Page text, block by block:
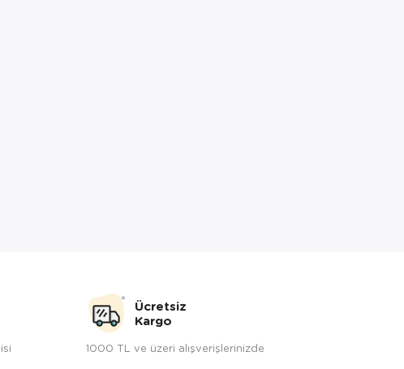
Ücretsiz
Kargo
1000 TL ve üzeri alışverişlerinizde